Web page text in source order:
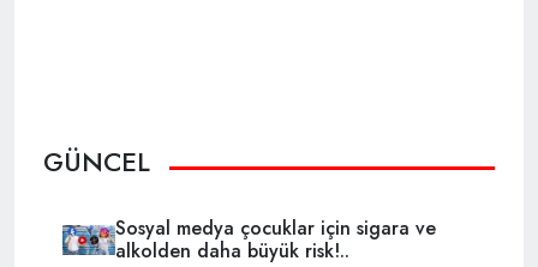
GÜNCEL
Sosyal medya çocuklar için sigara ve
alkolden daha büyük risk!..